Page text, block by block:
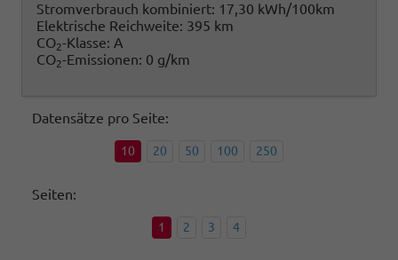
Stromverbrauch kombiniert: 17,30 kWh/100km
Elektrische Reichweite: 395 km
CO2-Klasse: A
CO2-Emissionen: 0 g/km
Datensätze pro Seite:
10 20 50 100 250
Seiten:
1 2 3 4